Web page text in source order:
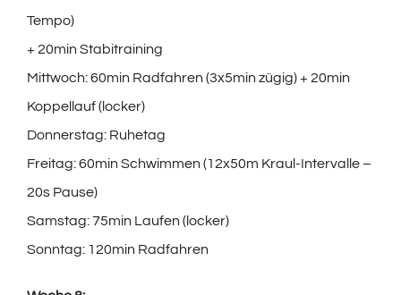
Tempo)
+ 20min Stabitraining
Mittwoch: 60min Radfahren (3x5min zügig) + 20min
Koppellauf (locker)
Donnerstag: Ruhetag
Freitag: 60min Schwimmen (12x50m Kraul-Intervalle –
20s Pause)
Samstag: 75min Laufen (locker)
Sonntag: 120min Radfahren